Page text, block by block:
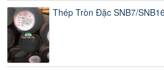
Thép Tròn Đặc SNB7/SNB16